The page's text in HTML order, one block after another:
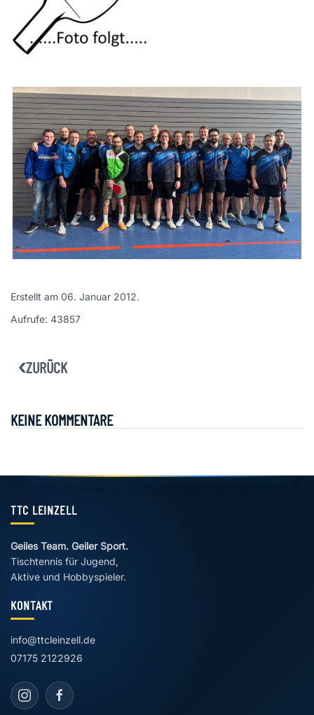
Erstellt am 06. Januar 2012.
Aufrufe: 43857
ZURÜCK
KEINE KOMMENTARE
TTC LEINZELL
Geiles Team. Geiler Sport.
Tischtennis für Jugend,
Aktive und Hobbyspieler.
KONTAKT
info@ttcleinzell.de
07175 2122926